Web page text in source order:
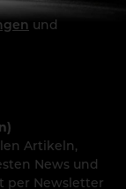
und
Artikeln,
News und
per Newsletter